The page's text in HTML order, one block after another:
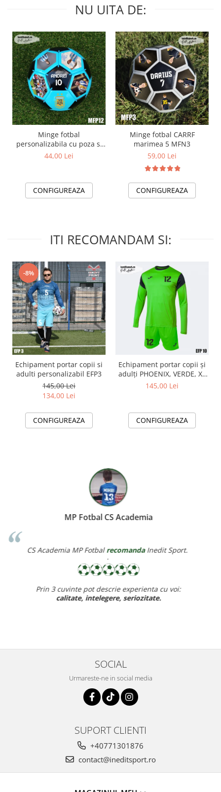
NU UITA DE:
Minge fotbal
personalizabila cu poza si
text MFN12
44,00 Lei
CONFIGUREAZA
Minge fotbal CARRF
marimea 5 MFN3
59,00 Lei
CONFIGUREAZA
ITI RECOMANDAM SI:
-8%
Echipament portar copii si
adulti personalizabil EFP3
145,00 Lei
134,00 Lei
CONFIGUREAZA
Echipament portar copii și
adulți PHOENIX, VERDE, XL
EFP10
145,00 Lei
CONFIGUREAZA
Miereanu Corina
Corina Violeta Miereanrecomanda Inedit Sport.
Recomand cu drag inedit sport pt rapiditate, calitate si pret
ff bun,
SOCIAL
Urmareste-ne in social media
SUPORT CLIENTI
+40771301876
contact@ineditsport.ro